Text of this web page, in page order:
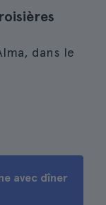
dans le
avec dîner